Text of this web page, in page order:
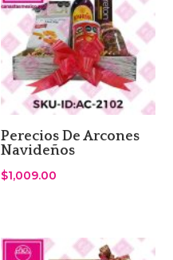
Perecios De Arcones
Navideños
$1,009.00